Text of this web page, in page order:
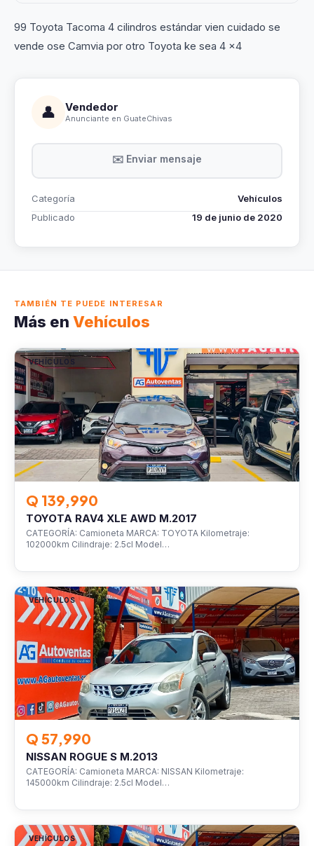
99 Toyota Tacoma 4 cilindros estándar vien cuidado se
vende ose Camvia por otro Toyota ke sea 4 x4
👤 Vendedor
Anunciante en GuateChivas
✉️ Enviar mensaje
Categoría
Vehículos
Publicado
19 de junio de 2020
TAMBIÉN TE PUEDE INTERESAR
Más en Vehículos
VEHÍCULOS
Q 139,990
TOYOTA RAV4 XLE AWD M.2017
CATEGORÍA: Camioneta MARCA: TOYOTA Kilometraje:
102000km Cilindraje: 2.5cl Model…
VEHÍCULOS
Q 57,990
NISSAN ROGUE S M.2013
CATEGORÍA: Camioneta MARCA: NISSAN Kilometraje:
145000km Cilindraje: 2.5cl Model…
VEHÍCULOS